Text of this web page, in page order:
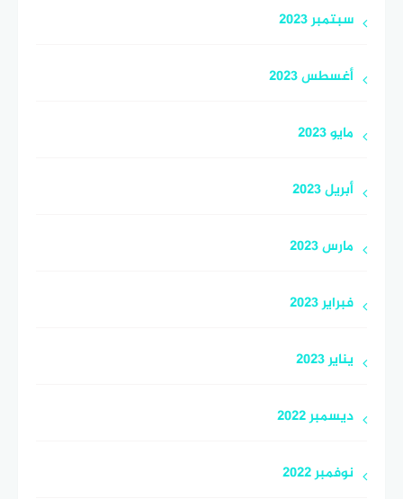
سبتمبر 2023
أغسطس 2023
مايو 2023
أبريل 2023
مارس 2023
فبراير 2023
يناير 2023
ديسمبر 2022
نوفمبر 2022